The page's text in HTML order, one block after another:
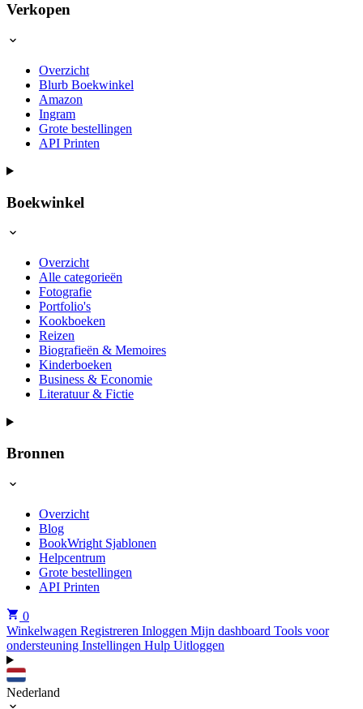
Verkopen
Overzicht
Blurb Boekwinkel
Amazon
Ingram
Grote bestellingen
API Printen
Boekwinkel
Overzicht
Alle categorieën
Fotografie
Portfolio's
Kookboeken
Reizen
Biografieën & Memoires
Kinderboeken
Business & Economie
Literatuur & Fictie
Bronnen
Overzicht
Blog
BookWright Sjablonen
Helpcentrum
Grote bestellingen
API Printen
0
Winkelwagen Registreren Inloggen Mijn dashboard Tools voor
ondersteuning Instellingen Hulp Uitloggen
Nederland